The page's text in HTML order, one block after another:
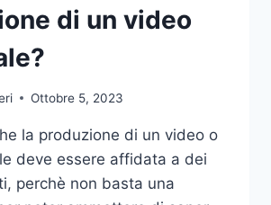
di un video
Ottobre 5, 2023
la produzione di un video o
deve essere affidata a dei
perchè non basta una